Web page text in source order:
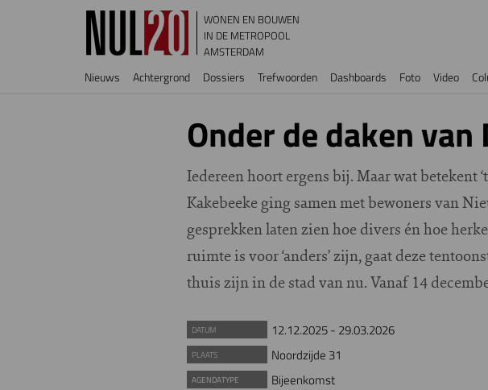
Overslaan en naar de inhoud gaan
WONEN EN BOUWEN
IN DE METROPOOL
AMSTERDAM
Hoofdnavigatie
Nieuws Achtergrond Dossiers Trefwoorden Dashboards Foto Video
Onder de daken
Iedereen hoort ergens bij. Maar wat betekent
Kakebeeke ging samen met bewoners van
gesprekken laten zien hoe divers én hoe
ruimte is voor ‘anders’ zijn, gaat deze
thuis zijn in de stad van nu. Vanaf 14
DATUM 12.12.2025- 29.03.2026
PLAATS Noordzijde 31
AGENDATYPE Bijeenkomst